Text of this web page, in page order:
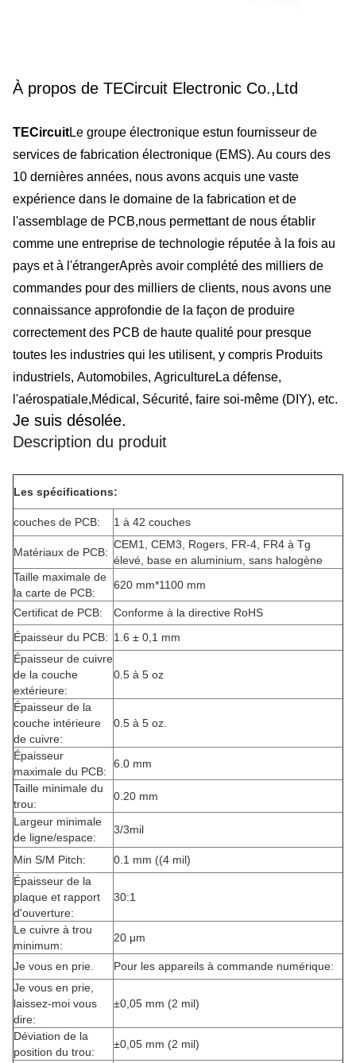
À propos de TECircuit Electronic Co.,Ltd
TECircuitLe groupe électronique estun fournisseur de
services de fabrication électronique (EMS). Au cours des
10 dernières années, nous avons acquis une vaste
expérience dans le domaine de la fabrication et de
l'assemblage de PCB,nous permettant de nous établir
comme une entreprise de technologie réputée à la fois au
pays et à l'étrangerAprès avoir complété des milliers de
commandes pour des milliers de clients, nous avons une
connaissance approfondie de la façon de produire
correctement des PCB de haute qualité pour presque
toutes les industries qui les utilisent, y compris Produits
industriels, Automobiles, AgricultureLa défense,
l'aérospatiale,Médical , Sécurité, faire soi-même (DIY), etc.
Je suis désolée.
Description du produit
Les spécifications:
couches de PCB: 1 à 42 couches
Matériaux de PCB:
CEM1, CEM3, Rogers, FR-4, FR4 à Tg
élevé, base en aluminium, sans halogène
Taille maximale de
la carte de PCB:
620 mm*1100 mm
Certificat de PCB:
Conforme à la directive RoHS
Épaisseur du PCB: 1.6 ± 0,1 mm
Épaisseur de cuivre
de la couche
extérieure:
0.5 à 5 oz
Épaisseur de la
couche intérieure
de cuivre:
0.5 à 5 oz.
Épaisseur
maximale du PCB:
6.0 mm
Taille minimale du
trou:
0.20 mm
Largeur minimale
de ligne/espace:
3/3mil
Min S/M Pitch:
0.1 mm ((4 mil)
Épaisseur de la
plaque et rapport
d'ouverture:
30:1
Le cuivre à trou
minimum:
20 μm
Je vous en prie.
Pour les appareils à commande numérique:
Je vous en prie,
laissez-moi vous
dire:
±0,05 mm (2 mil)
Déviation de la
position du trou:
±0,05 mm (2 mil)